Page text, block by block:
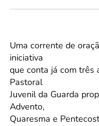
Uma corrente de
iniciativa
que conta já com três
Pastoral
Juvenil da Guarda
Advento,
Quaresma e